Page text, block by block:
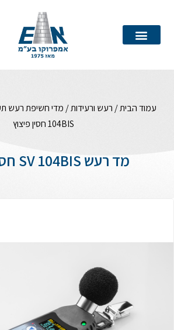
עמוד הבית/ רעש ורעידות/ מדי חשיפת רעש
104BIS חסין פיצוץ
מד רעש SV 104BIS חסין פיצוץ